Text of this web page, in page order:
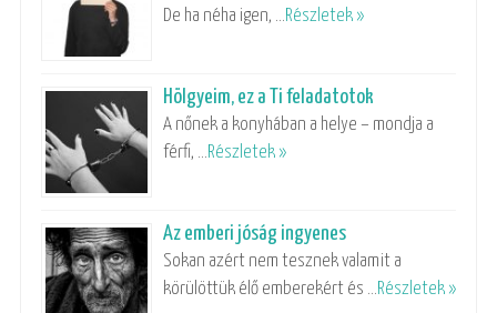
De ha néha igen, …Részletek »
Hölgyeim, ez a Ti feladatotok
A nőnek a konyhában a helye – mondja a
férfi, …Részletek »
Az emberi jóság ingyenes
Sokan azért nem tesznek valamit a
körülöttük élő emberekért és …Részletek »